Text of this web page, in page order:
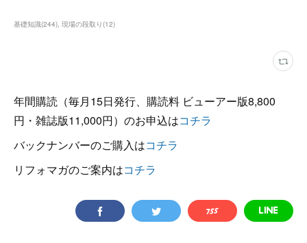
基礎知識(244) 現場の段取り(12)
年間購読（毎月15日発行、購読料 ビューアー版8,800
円・雑誌版11,000円）のお申込はコチラ
バックナンバーのご購入はコチラ
リフォマガのご案内はコチラ